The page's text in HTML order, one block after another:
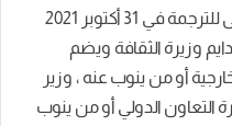
بتشكيل مجلس امناء المركز القومى للترجمة في 31 أكتوبر 2021
وزيرة الثقافة ويضم
أو من ينوب عنه ، وزير
التعاون الدولي أو من ينوب